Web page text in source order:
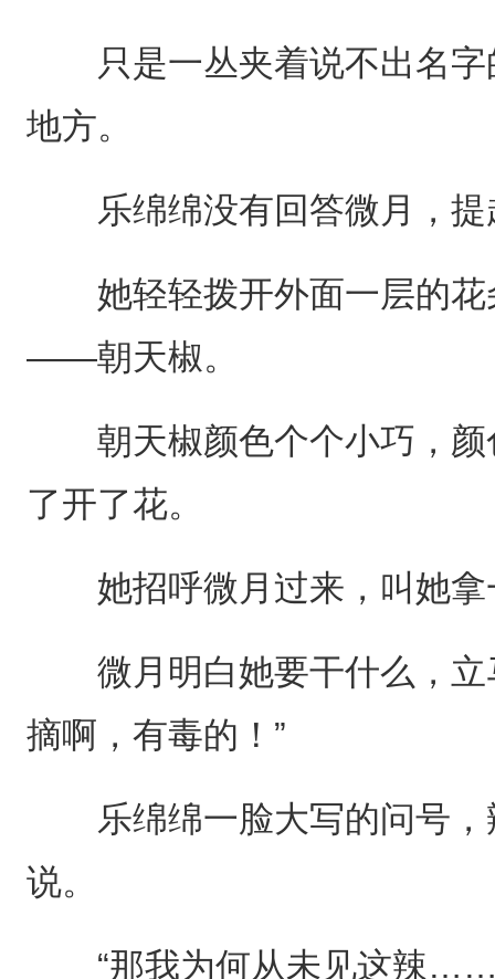
只是一丛夹着说不出名字
地方。
乐绵绵没有回答微月，提
她轻轻拨开外面一层的花
——朝天椒。
朝天椒颜色个个小巧，颜
了开了花。
她招呼微月过来，叫她拿
微月明白她要干什么，立
摘啊，有毒的！”
乐绵绵一脸大写的问号，
说。
“那我为何从未见这辣